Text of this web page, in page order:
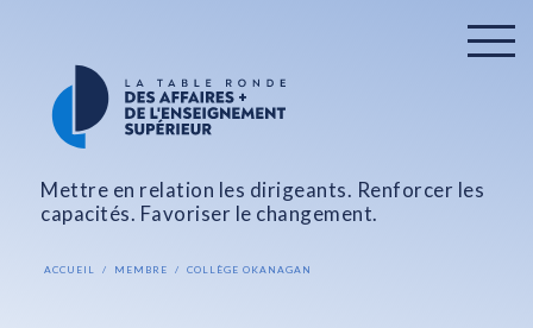
Mettre en relation les dirigeants. Renforcer les
capacités. Favoriser le changement.
ACCUEIL MEMBRE COLLÈGE OKANAGAN